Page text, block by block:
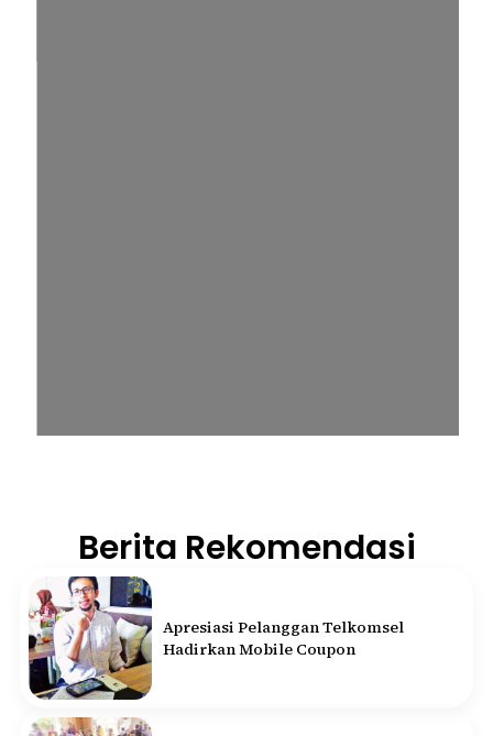
Berita Rekomendasi
Apresiasi Pelanggan Telkomsel
Hadirkan Mobile Coupon